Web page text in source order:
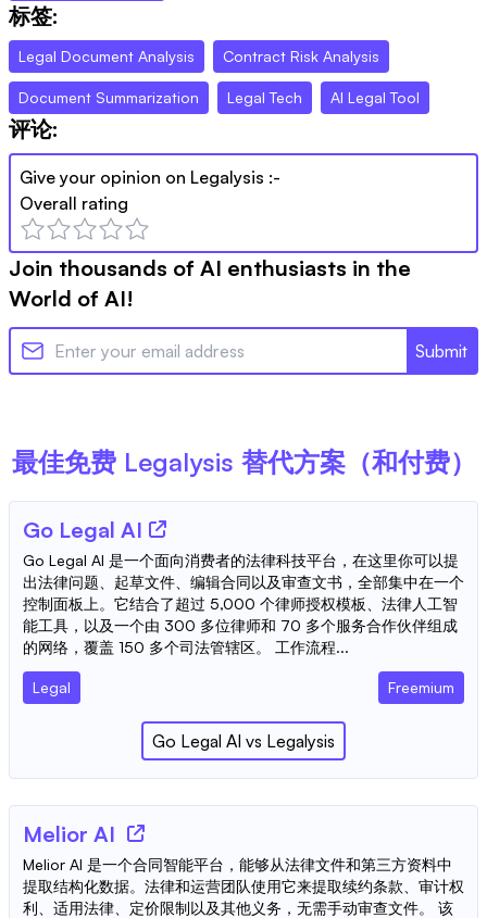
标签:
Legal Document Analysis Contract Risk Analysis
Document Summarization Legal Tech AI Legal Tool
评论:
Give your opinion on Legalysis :-
Overall rating
Join thousands of AI enthusiasts in the
World of AI!
Submit
最佳免费 Legalysis 替代方案（和付费）
Go Legal AI
Go Legal AI 是一个面向消费者的法律科技平台，在这里你可以提
出法律问题、起草文件、编辑合同以及审查文书，全部集中在一个
控制面板上。它结合了超过 5,000 个律师授权模板、法律人工智
能工具，以及一个由 300 多位律师和 70 多个服务合作伙伴组成
的网络，覆盖 150 多个司法管辖区。 工作流程...
Legal Freemium
Go Legal AI vs Legalysis
Melior AI
Melior AI 是一个合同智能平台，能够从法律文件和第三方资料中
提取结构化数据。法律和运营团队使用它来提取续约条款、审计权
利、适用法律、定价限制以及其他义务，无需手动审查文件。 该